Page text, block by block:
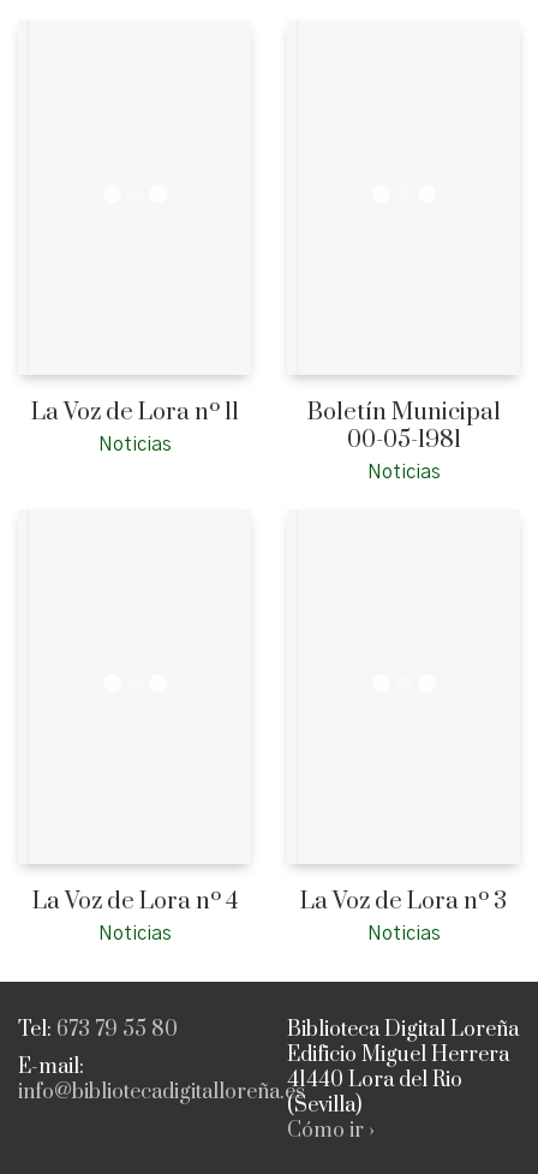
La Voz de Lora nº 11
Noticias
Boletín Municipal
00-05-1981
Noticias
La Voz de Lora nº 4
Noticias
La Voz de Lora nº 3
Noticias
Tel: 673 79 55 80
E-mail:
info@bibliotecadigitalloreña.es
Biblioteca Digital Loreña
Edificio Miguel Herrera
41440 Lora del Rio
(Sevilla)
Cómo ir ›